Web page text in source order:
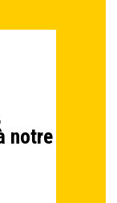
notre